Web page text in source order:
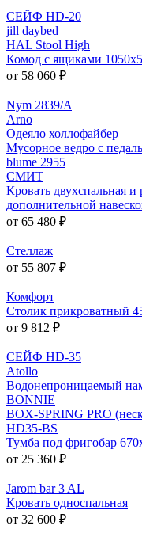
СЕЙФ HD-20
jill daybed
HAL Stool High
Комод с ящиками
от 58 060 ₽
Nym 2839/A
Arno
Одеяло холлофайбер
Мусорное ведро с
blume 2955
СМИТ
Кровать двухспальная
дополнительной
от 65 480 ₽
Стеллаж
от 55 807 ₽
Комфорт
Столик прикроватный
от 9 812 ₽
СЕЙФ HD-35
Atollo
Водонепроницаемый
BONNIE
BOX-SPRING PRO
HD35-BS
Тумба под фригобар
от 25 360 ₽
Jarom bar 3 AL
Кровать односпальная
от 32 600 ₽